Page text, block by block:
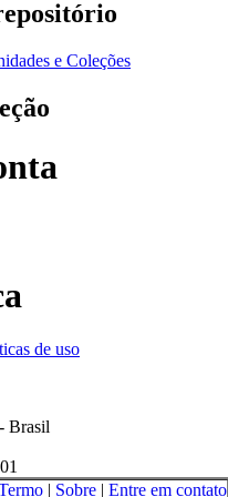
e Coleções
de uso
Brasil
| Sobre | Entre em contato